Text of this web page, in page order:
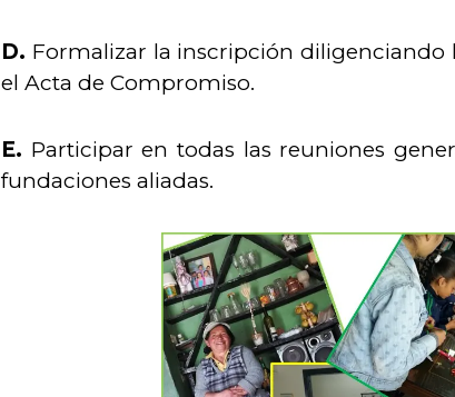
D. Formalizar la inscripción
el Acta de Compromiso.
E. Participar en todas las reuniones
fundaciones aliadas.